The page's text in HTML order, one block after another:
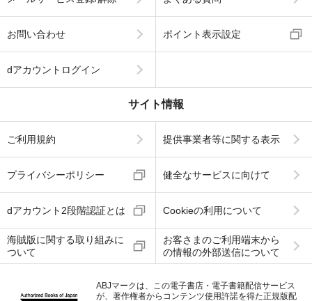
お問い合わせ ポイント表示設定
dアカウントログイン
サイト情報
ご利用規約 提供事業者等に関する表示
プライバシーポリシー 健全なサービスに向けて
dアカウント2段階認証とは Cookieの利用について
海賊版に関する取り組みに
ついて
お客さまのご利用端末から
の情報の外部送信について
ABJマークは、この電子書店・電子書籍配信サービス
が、著作権者からコンテンツ使用許諾を得た正規版配